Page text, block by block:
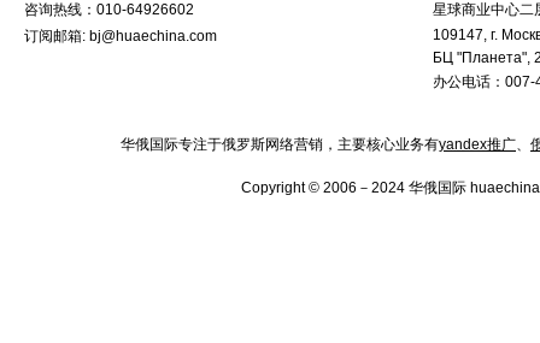
咨询热线：010-64926602
订阅邮箱: bj@huaechina.com
星球商业中心二
109147, г.
БЦ "Планета",
办公电话：
华俄国际专注于俄罗斯网络营销，主要核心业务有yandex推广、
Copyright © 2006－2024 华俄国际